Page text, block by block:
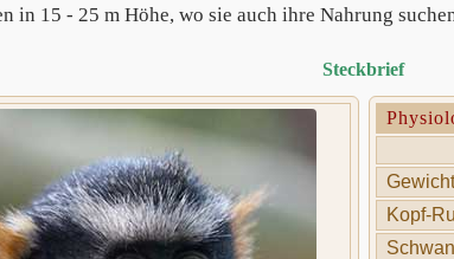
in 15 - 25 m Höhe, wo sie auch ihre Nahrung
Steckbrief
Kopf-